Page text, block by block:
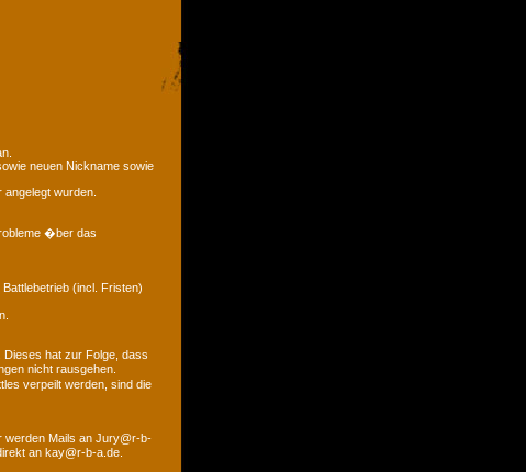
neuen Nickname sowie
wurden.
�ber das
(incl. Fristen)
Dieses hat zur Folge, dass
nicht rausgehen.
verpeilt werden, sind die
werden Mails an Jury@r-b-
an kay@r-b-a.de.